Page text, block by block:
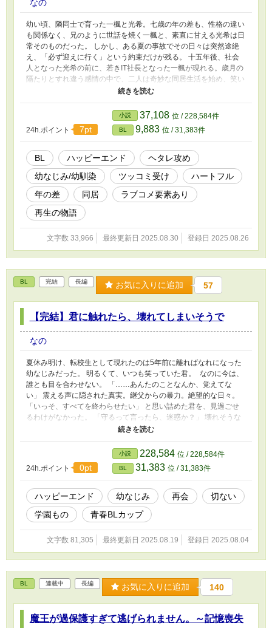
なの
幼い頃、隣同士で育った一楓と光希。七歳の年の差も、性格の違い
も関係なく、兄のように世話を焼く一楓と、素直に甘える光希は日
常そのものだった。 しかし、ある夏の事故でその日々は突然途絶
え、「必ず迎えに行く」という約束だけが残る。 十五年後、社会
人となった光希の前に、若きIT社長となった一楓が現れる。歳月の
隔たりとすれ違う感情の中で、二人は奇妙な同居生活を始め、笑い
と涙、幼い日の約束が紡ぐ再会の物語を紡いでいく。 泣けるほど
愛おしく、笑えるほど温かい、十五年分の「ただいま」と「おかえ
り」の物語。 本編にはありませんが、番外編にてイチャイチャ予
定です。 登場人物 一楓（いぶき）・25歳 ・幼少期から光希の世話
してきた 王子様風ヘタレ。 ・強くて優しいが、光希の前で
は 空回りする。 • 幼い頃の約束「大きくなったら 迎えに行
く」を果たすことが目 標。 光希（みつき）・18歳 • 幼少期に両
親を事故で失い施設 で育つ。 • 小さい頃の記憶は曖昧で、一楓
のことはほとんど覚えていない。 • 人に頼るのが苦手で、自立心
が 強い。 • 冷静でツッコミ気質。
24h.ポイント 7pt
小説 37,108 位 / 228,584件
BL 9,883 位 / 31,383件
BL ハッピーエンド
ヘタレ攻め
幼なじみ/幼馴染
ツッコミ受け
ハートフル
年の差
同居
ラブコメ要素あり
再生の物語
文字数 33,966 最終更新日 2025.08.30 登録日 2025.08.26
BL 完結 長編 お気に入りに追加 57
【完結】君に触れたら、壊れてしまいそうで
なの
夏休み明け、転校生として現れたのは5年前に離ればなれになった
幼なじみだった。 明るくて、いつも笑っていた君。 なのに今は、
誰とも目を合わせない。 「……あんたのことなんか、覚えてな
い」 震える声に隠された真実。継父からの暴力。絶望的な日々。
「いっそ、すべてを終わらせたい」 と思い詰めた君を、見過ごせ
るわけがなかった。 「守るって言ったら、迷惑か？」 壊れそうな
君の心に触れた日から、俺の世界は君だけのものになった。 チャ
ラい攻め × 心を閉ざした幼なじみ受け 切なく温かい、青春再会
BL。 青春BLカップにエントリーします。応援よろしくお願いしま
す。 8/19日完結予定です！
24h.ポイント
0pt
小説 228,584 位 / 228,584件
BL 31,383 位 / 31,383件
ハッピーエンド 幼なじみ 再会
切ない
学園もの
青春BLカップ​
文字数 81,305 最終更新日 2025.08.19 登録日 2025.08.04
BL 連載中 長編 お気に入りに追加 140
魔王が過保護すぎて逃げられません。～記憶喪失